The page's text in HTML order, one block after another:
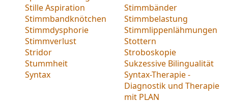
Stille Aspiration
Stimmbänder
Stimmbandknötchen
Stimmbelastung
Stimmdysphorie
Stimmlippenlähmungen
Stimmverlust
Stottern
Stridor
Stroboskopie
Stummheit
Sukzessive Bilingualität
Syntax
Syntax-Therapie -
Diagnostik und Therapie
mit PLAN